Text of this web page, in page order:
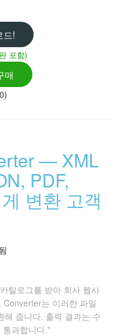
드!
포함)
매
— XML
PDF,
변환 고객
탈로그를 받아 회사 웹사
는 이러한 파일
해 줍니다. 출력 결과는 수
통과합니다."